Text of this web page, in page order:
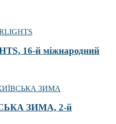
16-й міжнародний
ЗИМА, 2-й